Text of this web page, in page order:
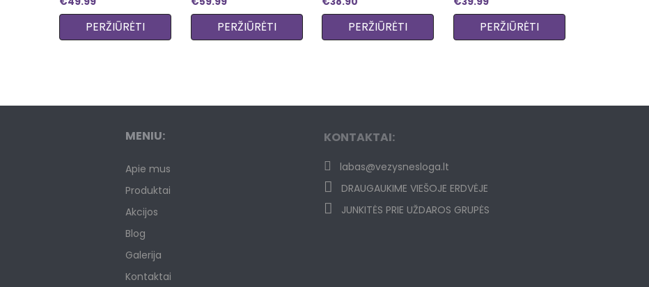
PERŽIŪRĖTI PERŽIŪRĖTI PERŽIŪRĖTI PERŽIŪRĖTI
MENIU:
Apie mus
Produktai
Akcijos
Blog
Galerija
Kontaktai
KONTAKTAI:
labas@vezysnesloga.lt
DRAUGAUKIME VIEŠOJE ERDVĖJE
JUNKITĖS PRIE UŽDAROS GRUPĖS